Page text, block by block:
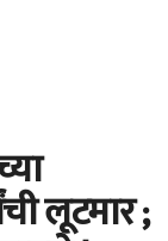
लूटमार ;